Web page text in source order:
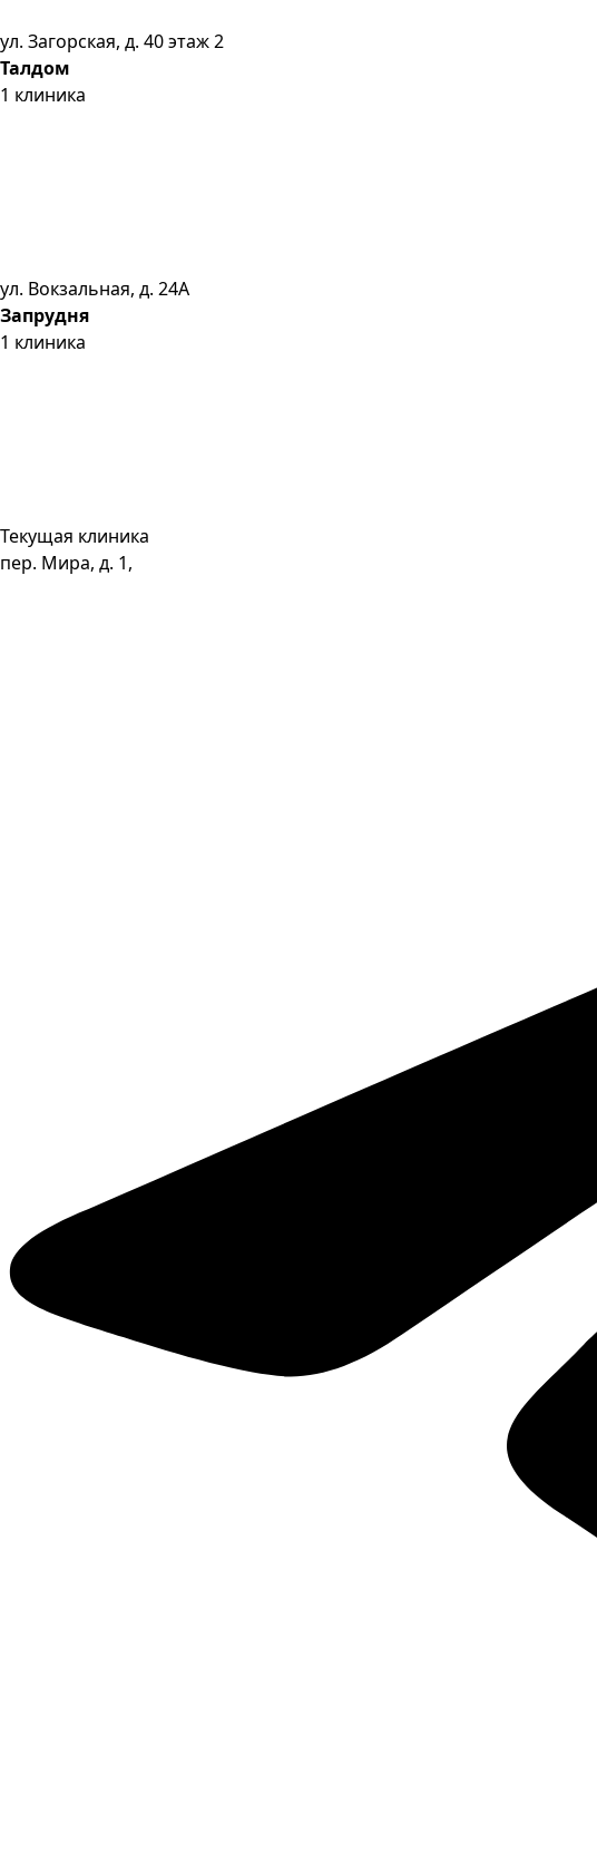
ул. Загорская, д. 40 этаж 2
Талдом
1 клиника
ул. Вокзальная, д. 24А
Запрудня
1 клиника
Текущая клиника
пер. Мира, д. 1,